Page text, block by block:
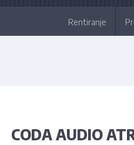
Rentiranje
CODA AUDIO